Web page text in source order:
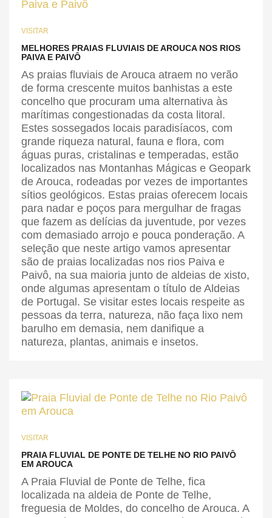
VISITAR
MELHORES PRAIAS FLUVIAIS DE AROUCA NOS RIOS
PAIVA E PAIVÔ
As praias fluviais de Arouca atraem no verão
de forma crescente muitos banhistas a este
concelho que procuram uma alternativa às
marítimas congestionadas da costa litoral.
Estes sossegados locais paradisíacos, com
grande riqueza natural, fauna e flora, com
águas puras, cristalinas e temperadas, estão
localizados nas Montanhas Mágicas e Geopark
de Arouca, rodeadas por vezes de importantes
sítios geológicos. Estas praias oferecem locais
para nadar e poços para mergulhar de fragas
que fazem as delícias da juventude, por vezes
com demasiado arrojo e pouca ponderação. A
seleção que neste artigo vamos apresentar
são de praias localizadas nos rios Paiva e
Paivô, na sua maioria junto de aldeias de xisto,
onde algumas apresentam o título de Aldeias
de Portugal. Se visitar estes locais respeite as
pessoas da terra, natureza, não faça lixo nem
barulho em demasia, nem danifique a
natureza, plantas, animais e insetos.
VISITAR
PRAIA FLUVIAL DE PONTE DE TELHE NO RIO PAIVÔ
EM AROUCA
A Praia Fluvial de Ponte de Telhe, fica
localizada na aldeia de Ponte de Telhe,
freguesia de Moldes, do concelho de Arouca. A